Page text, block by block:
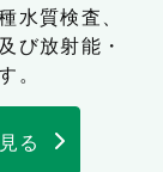
水質検査、
び放射能・
。
る